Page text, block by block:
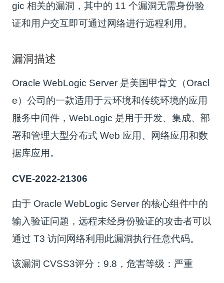
gic 相关的漏洞，其中的 11 个漏洞无需身份验
证和用户交互即可通过网络进行远程利用。
漏洞描述
Oracle WebLogic Server 是美国甲骨文（Oracl
e）公司的一款适用于云环境和传统环境的应用
服务中间件，WebLogic 是用于开发、集成、部
署和管理大型分布式 Web 应用、网络应用和数
据库应用。
CVE-2022-21306
由于 Oracle WebLogic Server 的核心组件中的
输入验证问题，远程未经身份验证的攻击者可以
通过 T3 访问网络利用此漏洞执行任意代码。
该漏洞 CVSS3评分：9.8，危害等级：严重